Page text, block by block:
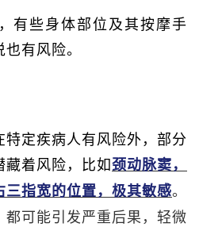
有些身体部位及其按摩手
有风险。
定疾病人有风险外，部分
着风险，比如颈动脉窦，
指宽的位置，极其敏感。
可能引发严重后果，轻微